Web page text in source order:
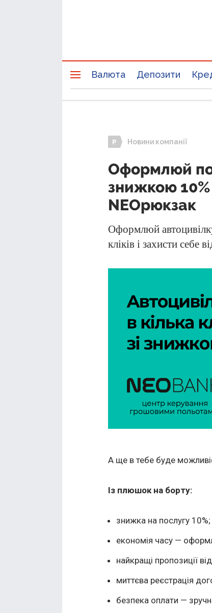
Валюта Депозити
Новини компанії
Оформлюй
знижкою
NEOрюкзак
Оформлюй
кліків і захисти себе
А ще в тебе буде
Із плюшок на борту:
знижка на послугу 10%;
економія часу —
найкращі пропозиції
миттєва реєстрація
безпека оплати —